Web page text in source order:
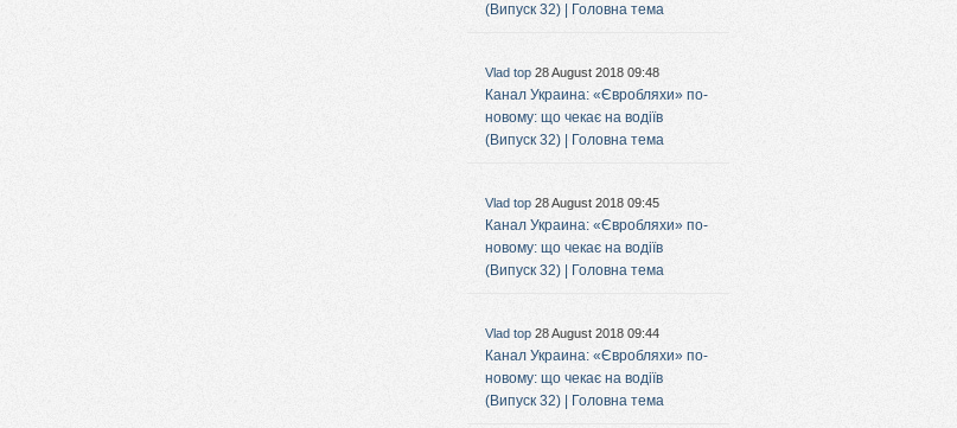
(Випуск 32) | Головна тема
Vlad top 28 August 2018 09:48
Канал Украина: «Євробляхи» по-
новому: що чекає на водіїв
(Випуск 32) | Головна тема
Vlad top 28 August 2018 09:45
Канал Украина: «Євробляхи» по-
новому: що чекає на водіїв
(Випуск 32) | Головна тема
Vlad top 28 August 2018 09:44
Канал Украина: «Євробляхи» по-
новому: що чекає на водіїв
(Випуск 32) | Головна тема